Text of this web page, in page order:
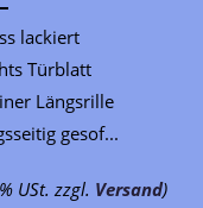
lackiert
Türblatt
Längsrille
gesof...
USt. zzgl. Versand)